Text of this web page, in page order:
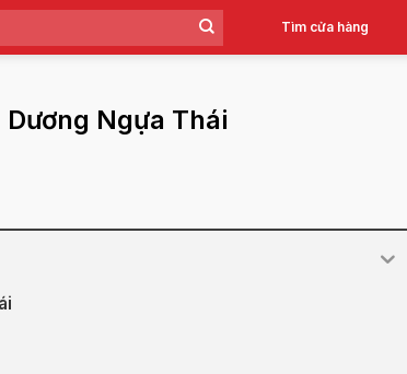
Tìm cửa hàng
Ngựa Thái